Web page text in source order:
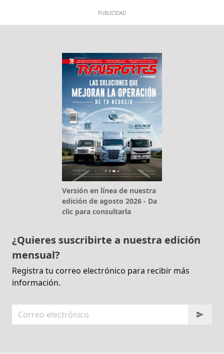
PUBLICIDAD
Versión en línea de nuestra
edición de agosto 2026 - Da
clic para consultarla
¿Quieres suscribirte a nuestra edición
mensual?
Registra tu correo electrónico para recibir más
información.